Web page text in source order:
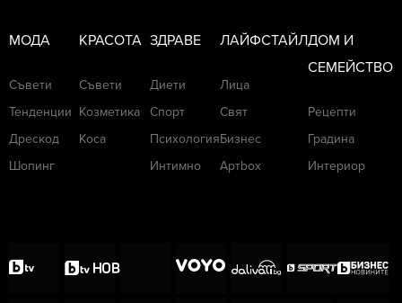
МОДА
Съвети
Тенденции
Дрескод
Шопинг
КРАСОТА
Съвети
Козметика
Коса
ЗДРАВЕ
Диети
Спорт
Психология
Интимно
ЛАЙФСТАЙЛ
Лица
Свят
Бизнес
Артbox
ДОМ И
СЕМЕЙСТВО
Рецепти
Градина
Интериор